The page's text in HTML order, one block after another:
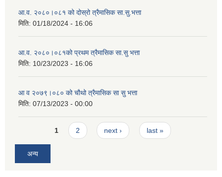
आ.व. २०८०।०८१ को दोस्रो त्रैमासिक सा.सु.भत्ता
मिति: 01/18/2024 - 16:06
आ.व. २०८०।०८१को प्रथम त्रैमासिक सा.सु भत्ता
मिति: 10/23/2023 - 16:06
आ व २०७९।०८० को चौथो त्रैमासिक सा सु भत्ता
मिति: 07/13/2023 - 00:00
Pages1 2 next › last »
अन्य